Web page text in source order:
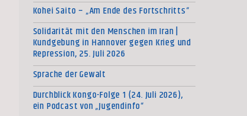
Kohei Saito – „Am Ende des Fortschritts“
Solidarität mit den Menschen im Iran |
Kundgebung in Hannover gegen Krieg und
Repression, 25. Juli 2026
Sprache der Gewalt
Durchblick Kongo-Folge 1 (24. Juli 2026),
ein Podcast von „Jugendinfo“